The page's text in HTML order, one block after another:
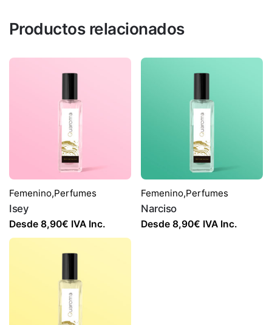
Productos relacionados
Femenino,Perfumes
Isey
Desde 8,90€ IVA Inc.
Femenino,Perfumes
Narciso
Desde 8,90€ IVA Inc.